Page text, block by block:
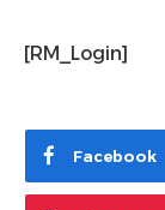
[RM_Login]
Facebook